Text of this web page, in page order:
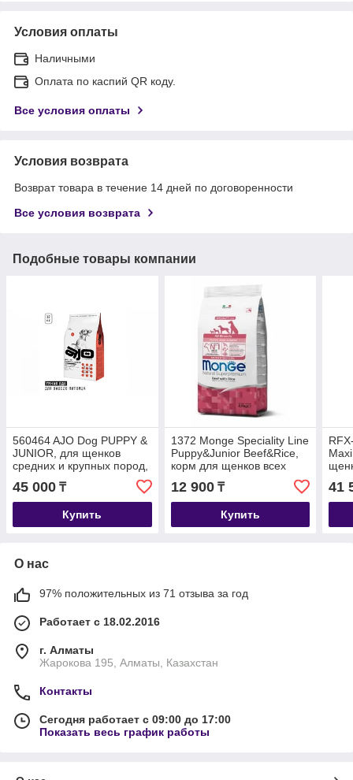
Условия оплаты
Наличными
Оплата по каспий QR коду.
Все условия оплаты
Условия возврата
Возврат товара в течение 14 дней по договоренности
Все условия возврата
Подобные товары компании
560464 AJO Dog PUPPY &
JUNIOR, для щенков
средних и крупных пород,
45 000 ₸
Купить
1372 Monge Speciality Line
Puppy&Junior Beef&Rice,
корм для щенков всех
пород с говядиной,
уп.2,5кг
12 900₸
Купить
41
О нас
97% положительных из 71 отзыва за год
Работает с 18.02.2016
г. Алматы
Жарокова 195, Алматы, Казахстан
Контакты
Сегодня работает с 09:00 до 17:00
Показать весь график работы